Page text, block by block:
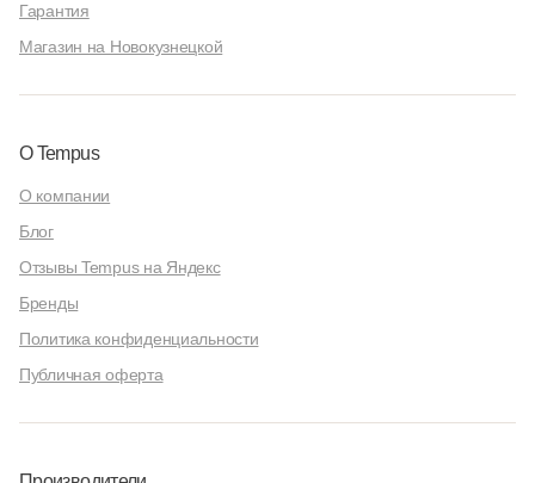
Гарантия
Магазин на Новокузнецкой
О Tempus
О компании
Блог
Отзывы Tempus на Яндекс
Бренды
Политика конфиденциальности
Публичная оферта